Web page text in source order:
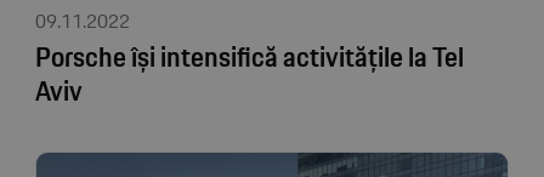
09.11.2022
Porsche își intensifică activitățile la Tel
Aviv